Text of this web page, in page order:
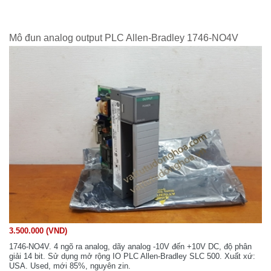
Mô đun analog output PLC Allen-Bradley 1746-NO4V
3.500.000 (VND)
1746-NO4V. 4 ngõ ra analog, dãy analog -10V đến +10V DC, độ phân
giải 14 bit. Sử dụng mở rộng IO PLC Allen-Bradley SLC 500. Xuất xứ:
USA. Used, mới 85%, nguyên zin.